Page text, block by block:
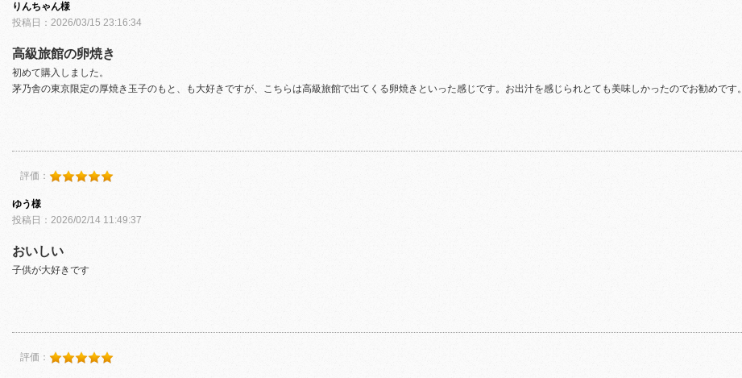
りんちゃん様
投稿日：2026/03/15 23:16:34
高級旅館の卵焼き
初めて購入しました。
茅乃舎の東京限定の厚焼き玉子のもと、も大好きですが、こちらは高級旅館で出てくる卵焼きといった感じです。お出汁を感じられとても美味しかったのでお勧めです。
評価：
ゆう様
投稿日：2026/02/14 11:49:37
おいしい
子供が大好きです
評価：